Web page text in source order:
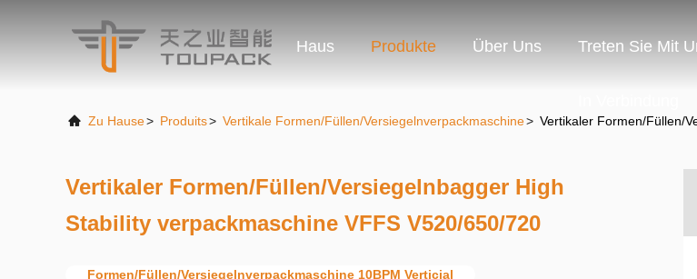
Haus Produkte Über Uns Treten Sie Mit
Zu Hause> Produits> Vertikale Formen/Füllen/Versiegelnverpackmaschine> Vertikaler Formen/Füllen/
Vertikaler Formen/Füllen/Versiegelnbagger High
Stability verpackmaschine VFFS V520/650/720
Formen/Füllen/Versiegelnverpackmaschine 10BPM Verticial